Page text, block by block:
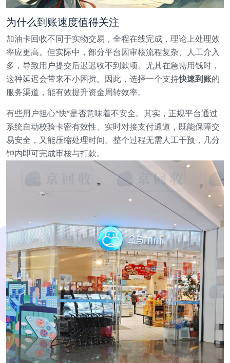
为什么到账速度值得关注
加油卡回收不同于实物交易，全程在线完成，理论上处理效
率应更高。但实际中，部分平台因审核流程复杂、人工介入
多，导致用户提交后迟迟收不到款项。尤其在急需用钱时，
这种延迟会带来不小困扰。因此，选择一个支持快速到账的
服务渠道，能有效提升资金周转效率。
有些用户担心“快”是否意味着不安全。其实，正规平台通过
系统自动校验卡密有效性、实时对接支付通道，既能保障交
易安全，又能压缩处理时间。整个过程无需人工干预，几分
钟内即可完成审核与打款。